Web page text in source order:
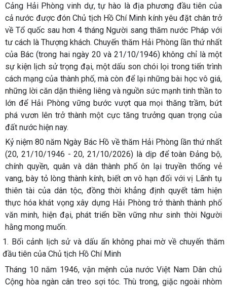
Cảng Hải Phòng vinh dự, tự hào là địa phương đầu tiên của
cả nước được đón Chủ tịch Hồ Chí Minh kính yêu đặt chân trở
về Tổ quốc sau hơn 4 tháng Người sang thăm nước Pháp với
tư cách là Thượng khách. Chuyến thăm Hải Phòng lần thứ nhất
của Bác (trong hai ngày 20 và 21/10/1946) không chỉ là một
sự kiện lịch sử trọng đại, một dấu son chói lọi trong tiến trình
cách mạng của thành phố, mà còn để lại những bài học vô giá,
những lời căn dặn thiêng liêng và nguồn sức mạnh tinh thần to
lớn để Hải Phòng vững bước vượt qua mọi thăng trầm, bứt
phá vươn lên trở thành một cực tăng trưởng quan trọng của
đất nước hiện nay.
Kỷ niệm 80 năm Ngày Bác Hồ về thăm Hải Phòng lần thứ nhất
(20, 21/10/1946 - 20, 21/10/2026) là dịp để toàn Đảng bộ,
chính quyền, quân và dân thành phố ôn lại truyền thống vẻ
vang, bày tỏ lòng thành kính, biết ơn vô hạn đối với vị Lãnh tụ
thiên tài của dân tộc, đồng thời khẳng định quyết tâm hiện
thực hóa khát vọng xây dựng Hải Phòng trở thành thành phố
văn minh, hiện đại, phát triển bền vững như sinh thời Người
hằng mong muốn.
1. Bối cảnh lịch sử và dấu ấn không phai mờ về chuyến thăm
đầu tiên của Chủ tịch Hồ Chí Minh
Tháng 10 năm 1946, vận mệnh của nước Việt Nam Dân chủ
Cộng hòa ngàn cân treo sợi tóc. Thù trong, giặc ngoài nhòm